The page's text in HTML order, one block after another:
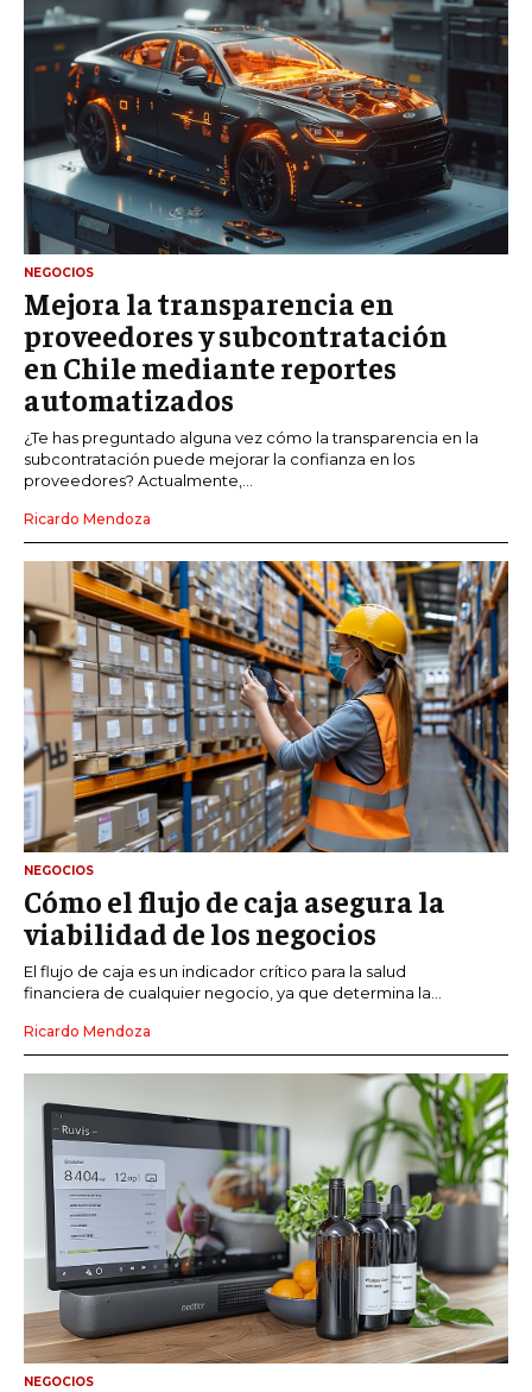
NEGOCIOS
Mejora la transparencia en
proveedores y subcontratación
en Chile mediante reportes
automatizados
¿Te has preguntado alguna vez cómo la transparencia en la
subcontratación puede mejorar la confianza en los
proveedores? Actualmente,...
Ricardo Mendoza
NEGOCIOS
Cómo el flujo de caja asegura la
viabilidad de los negocios
El flujo de caja es un indicador crítico para la salud
financiera de cualquier negocio, ya que determina la...
Ricardo Mendoza
NEGOCIOS